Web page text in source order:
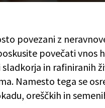
povezani z
povečati vnos
in rafiniranih
Namesto tega se
oreščkih in